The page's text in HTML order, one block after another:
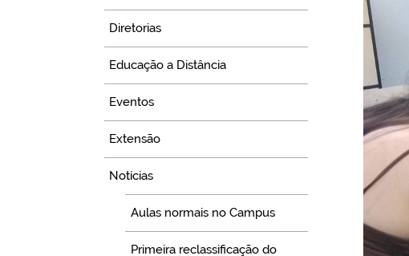
Diretorias
Educação a Distância
Eventos
Extensão
Notícias
Aulas normais no Campus
Primeira reclassificação do